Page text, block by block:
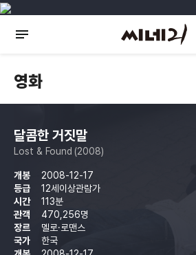
영화
달콤한 거짓말
Lost & Found (2008)
개봉
2008-12-17
등급
12세이상관람가
시간
113분
관객
470,256명
장르
멜로·로맨스
국가
한국